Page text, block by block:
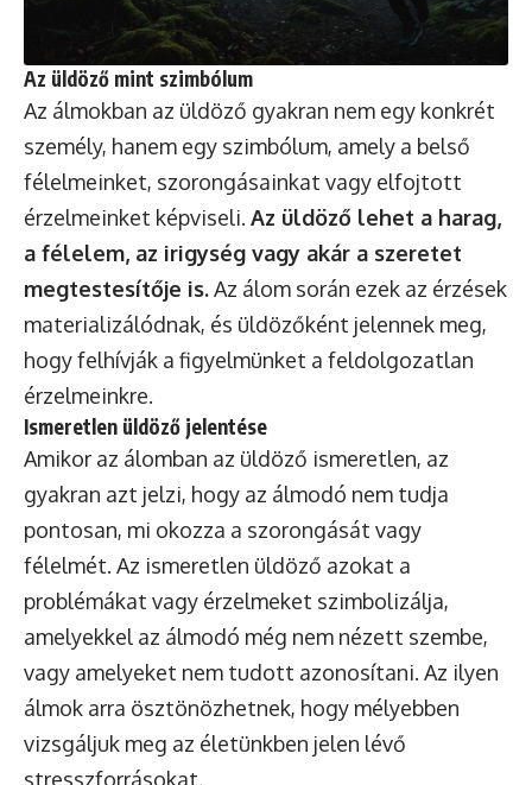
Az üldöző mint szimbólum
Az álmokban az üldöző gyakran nem egy konkrét
személy, hanem egy szimbólum, amely a belső
félelmeinket, szorongásainkat vagy elfojtott
érzelmeinket képviseli. Az üldöző lehet a harag,
a félelem, az irigység vagy akár a szeretet
megtestesítője is.Az álom során ezek az érzések
materializálódnak, és üldözőként jelennek meg,
hogy felhívják a figyelmünket a feldolgozatlan
érzelmeinkre.
Ismeretlen üldöző jelentése
Amikor az álomban az üldöző ismeretlen, az
gyakran azt jelzi, hogy az álmodó nem tudja
pontosan, mi okozza a szorongását vagy
félelmét. Az ismeretlen üldöző azokat a
problémákat vagy érzelmeket szimbolizálja,
amelyekkel az álmodó még nem nézett szembe,
vagy amelyeket nem tudott azonosítani. Az ilyen
álmok arra ösztönözhetnek, hogy mélyebben
vizsgáljuk meg az életünkben jelen lévő
stresszforrásokat.